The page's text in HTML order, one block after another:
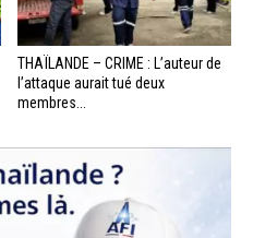
THAÏLANDE – CRIME : L’auteur de
l’attaque aurait tué deux
membres...